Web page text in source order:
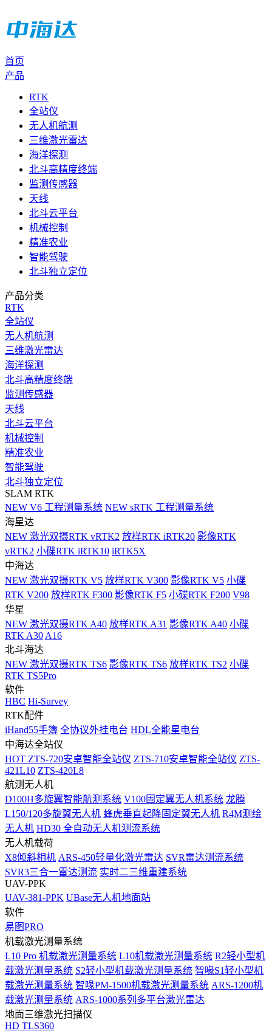
首页
产品
RTK
全站仪
无人机航测
三维激光雷达
海洋探测
北斗高精度终端
监测传感器
天线
北斗云平台
机械控制
精准农业
智能驾驶
北斗独立定位
产品分类
RTK
全站仪
无人机航测
三维激光雷达
海洋探测
北斗高精度终端
监测传感器
天线
北斗云平台
机械控制
精准农业
智能驾驶
北斗独立定位
SLAM RTK
NEW V6 工程测量系统 NEW sRTK 工程测量系统
海星达
NEW 激光双摄RTK vRTK2 放样RTK iRTK20 影像RTK
vRTK2 小碟RTK iRTK10 iRTK5X
中海达
NEW 激光双摄RTK V5 放样RTK V300 影像RTK V5 小碟
RTK V200 放样RTK F300 影像RTK F5 小碟RTK F200 V98
华星
NEW 激光双摄RTK A40 放样RTK A31 影像RTK A40 小碟
RTK A30 A16
北斗海达
NEW 激光双摄RTK TS6 影像RTK TS6 放样RTK TS2 小碟
RTK TS5Pro
软件
HBC Hi-Survey
RTK配件
iHand55手簿 全协议外挂电台 HDL全能星电台
中海达全站仪
HOT ZTS-720安卓智能全站仪 ZTS-710安卓智能全站仪 ZTS-
421L10 ZTS-420L8
航测无人机
D100H多旋翼智能航测系统 V100固定翼无人机系统 龙腾
L150/120多旋翼无人机 蜂虎垂直起降固定翼无人机 R4M测绘
无人机 HD30 全自动无人机测流系统
无人机载荷
X8倾斜相机 ARS-450轻量化激光雷达 SVR雷达测流系统
SVR3三合一雷达测流 实时二三维重建系统
UAV-PPK
UAV-381-PPK UBase无人机地面站
软件
易图PRO
机载激光测量系统
L10 Pro 机载激光测量系统 L10机载激光测量系统 R2轻小型机
载激光测量系统 S2轻小型机载激光测量系统 智喙S1轻小型机
载激光测量系统 智喙PM-1500机载激光测量系统 ARS-1200机
载激光测量系统 ARS-1000系列多平台激光雷达
地面三维激光扫描仪
HD TLS360